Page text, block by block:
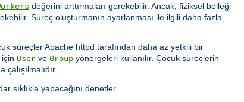
değerini arttırmaları gerekebilir. Ancak, fiziksel belleği
Süreç oluşturmanın ayarlanması ile ilgili daha fazla
süreçler Apache httpd tarafından daha az yetkili bir
için User ve Group yönergeleri kullanılır. Çocuk süreçlerin
sıklıkla yapacağını denetler.